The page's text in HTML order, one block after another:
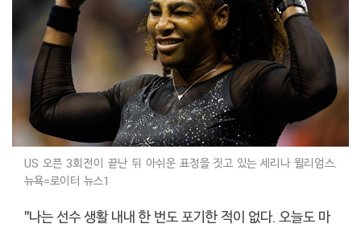
US 오픈 3회전이 끝난 뒤 아쉬운 표정을 짓고 있는 세리나 윌리엄스.
뉴욕=로이터 뉴스1
"나는 선수 생활 내내 한 번도 포기한 적이 없다. 오늘도 마